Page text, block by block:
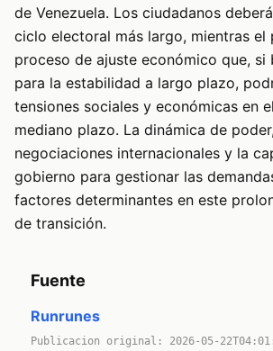
de Venezuela. Los ciudadanos
ciclo electoral más largo, mientras el
proceso de ajuste económico que, si
para la estabilidad a largo plazo,
tensiones sociales y económicas en
mediano plazo. La dinámica de
negociaciones internacionales y la
gobierno para gestionar las
factores determinantes en este
de transición.
Fuente
Runrunes
Publicacion original: 2026-05-